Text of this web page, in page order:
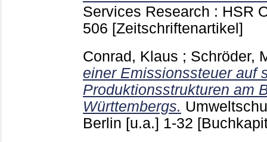
Services Research : HSR
506 [Zeitschriftenartikel]
Conrad, Klaus ; Schröder,
einer Emissionssteuer auf
Produktionsstrukturen am
Württembergs.
Berlin [u.a.] 1-32